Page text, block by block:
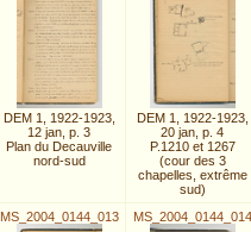
DEM 1, 1922-1923,
12 jan, p. 3
Plan du Decauville
nord-sud
DEM 1, 1922-1923,
20 jan, p. 4
P.1210 et 1267
(cour des 3
chapelles, extrême
sud)
MS_2004_0144_013 MS_2004_0144_014